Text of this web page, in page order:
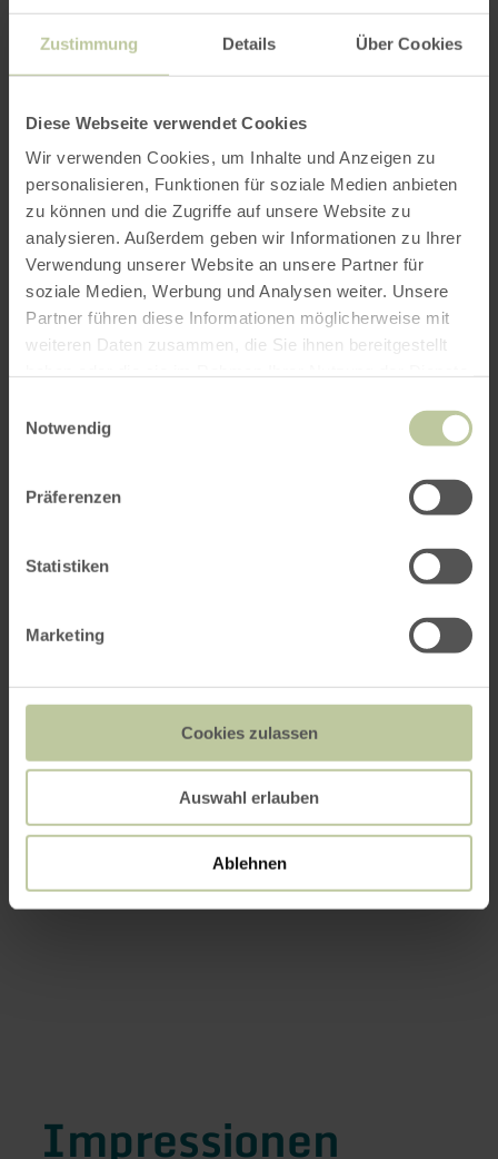
Zustimmung Details Über Cookies
Diese Webseite verwendet Cookies
Wir verwenden Cookies, um Inhalte und Anzeigen zu
personalisieren, Funktionen für soziale Medien anbieten
zu können und die Zugriffe auf unsere Website zu
analysieren. Außerdem geben wir Informationen zu Ihrer
Verwendung unserer Website an unsere Partner für
soziale Medien, Werbung und Analysen weiter. Unsere
Partner führen diese Informationen möglicherweise mit
weiteren Daten zusammen, die Sie ihnen bereitgestellt
Notwendig
Präferenzen
Statistiken
Marketing
Cookies zulassen
Auswahl erlauben
Ablehnen
Impressionen